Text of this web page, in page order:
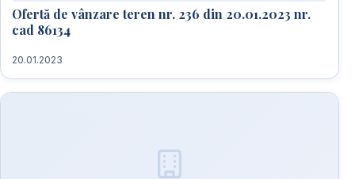
Ofertă de vânzare teren nr. 236 din 20.01.2023 nr.
cad 86134
20.01.2023